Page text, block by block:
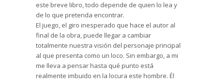
este breve libro, todo depende de quien lo lea y
de lo que pretenda encontrar.
El juego, el giro inesperado que hace el autor al
final de la obra, puede llegar a cambiar
totalmente nuestra visión del personaje principal
al que presenta como un loco. Sin embargo, a mi
me lleva a pensar hasta qué punto está
realmente imbuido en la locura este hombre. Él